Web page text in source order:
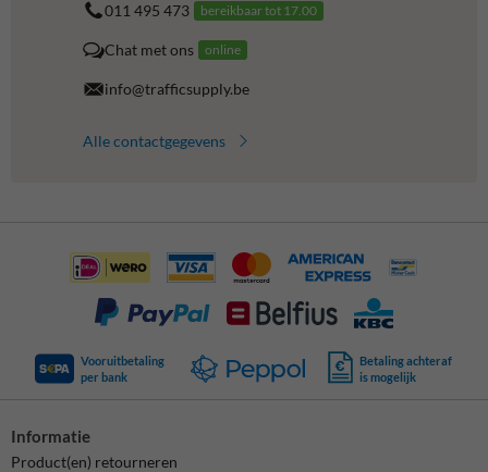
011 495 473 bereikbaar tot 17.00
Chat met ons online
info@trafficsupply.be
Alle contactgegevens
Vooruitbetaling
per bank
Betaling achteraf
is mogelijk
Informatie
Product(en) retourneren